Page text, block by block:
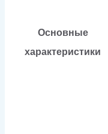
Основные
характеристики